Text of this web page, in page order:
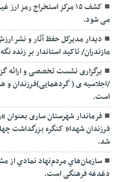
کشف ۱۵ مرکز استخراج رمز
می شود.
دیدار مدیرکل حفظ آثار و نشر
مازندران/ تاکید استاندار بر زنده
برگزاری نشست تخصصی و ارائه
/اجلاسیه ی ( گردهمایی)فرزندان و
است.
فرماندار شهرستان ساری
فرزندان شهدا” کنگره بزرگداشت
شد.
سازمان‌هاي مردم‌نهاد نمادي
دغدغه فرهنگی است.